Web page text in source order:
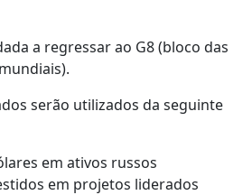
a regressar ao G8 (bloco das
serão utilizados da seguinte
em ativos russos
em projetos liderados